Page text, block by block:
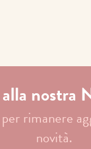
nostra
rimanere
novità.